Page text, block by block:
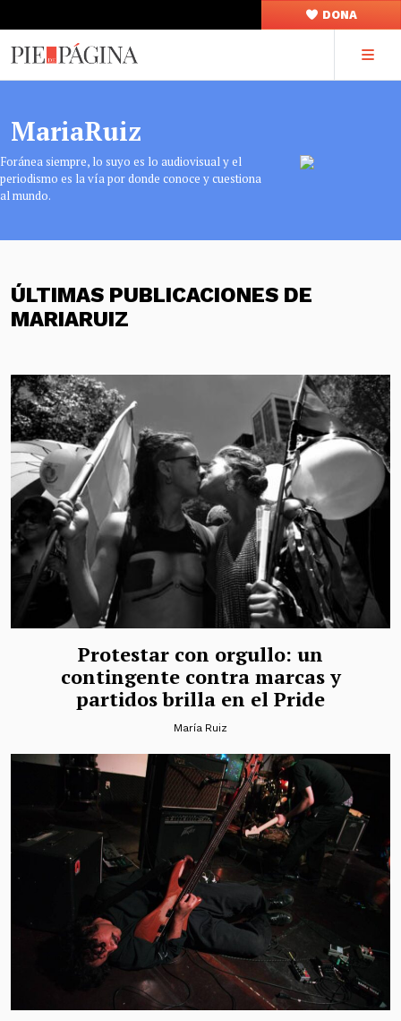
DONA
MariaRuiz
Foránea siempre, lo suyo es lo audiovisual y el
periodismo es la vía por donde conoce y cuestiona
al mundo.
ÚLTIMAS PUBLICACIONES DE
MARIARUIZ
Protestar con orgullo: un
contingente contra marcas y
partidos brilla en el Pride
María Ruiz